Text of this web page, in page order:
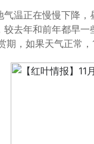
正在慢慢下降，昼
较去年和前年都早
，如果天气正常，